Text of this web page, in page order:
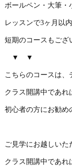
ボールペン・大筆・
レッスンで3ヶ月以
短期のコースもござ
▼ ▼
こちらのコースは
クラス開講中であれ
初心者の方にお勧め
ご見学にお越しいた
クラス開講中であれ